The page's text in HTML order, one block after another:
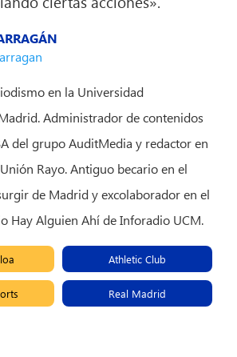
en la Universidad
Administrador de contenidos
del grupo AuditMedia y redactor en
Rayo. Antiguo becario en el
de Madrid y excolaborador en el
Hay Alguien Ahí de Inforadio UCM.
Athletic Club
Real Madrid